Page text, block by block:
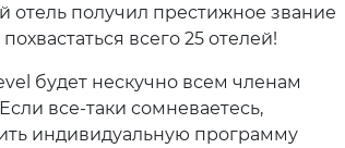
отель получил престижное звание
всего 25 отелей!
будет нескучно всем членам
все-таки сомневаетесь,
индивидуальную программу